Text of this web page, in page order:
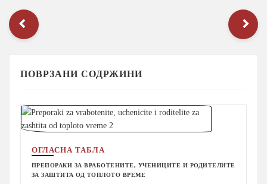
ПОВРЗАНИ СОДРЖИНИ
ОГЛАСНА ТАБЛА
ПРЕПОРАКИ ЗА ВРАБОТЕНИТЕ, УЧЕНИЦИТЕ И РОДИТЕЛИТЕ
ЗА ЗАШТИТА ОД ТОПЛОТО ВРЕМЕ